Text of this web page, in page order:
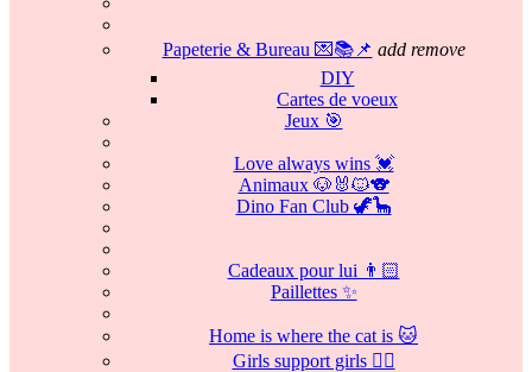
Papeterie & Bureau 💌📚📌 add remove
DIY
Cartes de voeux
Jeux 🎯
Love always wins 💓
Animaux 🐶🐰🐱🐨
Dino Fan Club 🦖🦕
Cadeaux pour lui 👨🏻
Paillettes ✨
Home is where the cat is 🐱
Girls support girls 👯‍♀️